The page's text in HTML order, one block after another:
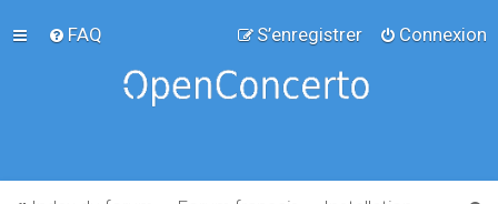
FAQ Connexion
S’enregistrer